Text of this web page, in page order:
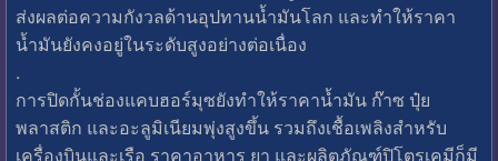
ส่งผลต่อความกังวลด้านอุปทานน้ำมันโลก และทำให้ราคา
น้ำมันยังคงอยู่ในระดับสูงอย่างต่อเนื่อง
.
การปิดกั้นช่องแคบฮอร์มุซยังทำให้ราคาน้ำมัน ก๊าซ ปุ๋ย
พลาสติก และอะลูมิเนียมพุ่งสูงขึ้น รวมถึงเชื้อเพลิงสำหรับ
เครื่องบินและเรือ ราคาอาหาร ยา และผลิตภัณฑ์ปิโตรเคมีก็มี